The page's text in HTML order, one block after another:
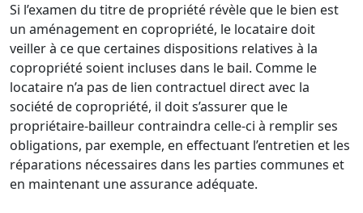
Si l’examen du titre de propriété révèle que le bien est
un aménagement en copropriété, le locataire doit
veiller à ce que certaines dispositions relatives à la
copropriété soient incluses dans le bail. Comme le
locataire n’a pas de lien contractuel direct avec la
société de copropriété, il doit s’assurer que le
propriétaire-bailleur contraindra celle-ci à remplir ses
obligations, par exemple, en effectuant l’entretien et les
réparations nécessaires dans les parties communes et
en maintenant une assurance adéquate.